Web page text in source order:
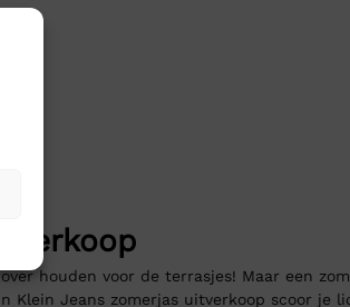
houden voor de terrasjes! Maar een
Klein Jeans zomerjas uitverkoop scoor je